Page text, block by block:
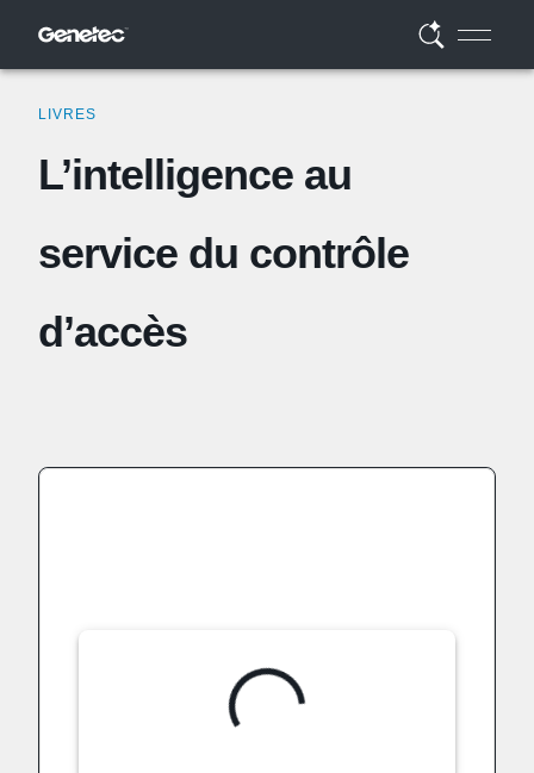
LIVRES
L’intelligence au
service du contrôle
d’accès